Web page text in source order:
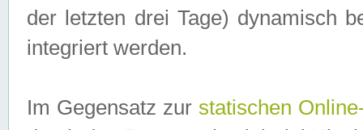
der letzten drei Tage) dynamisch
integriert werden.
Im Gegensatz zur statischen